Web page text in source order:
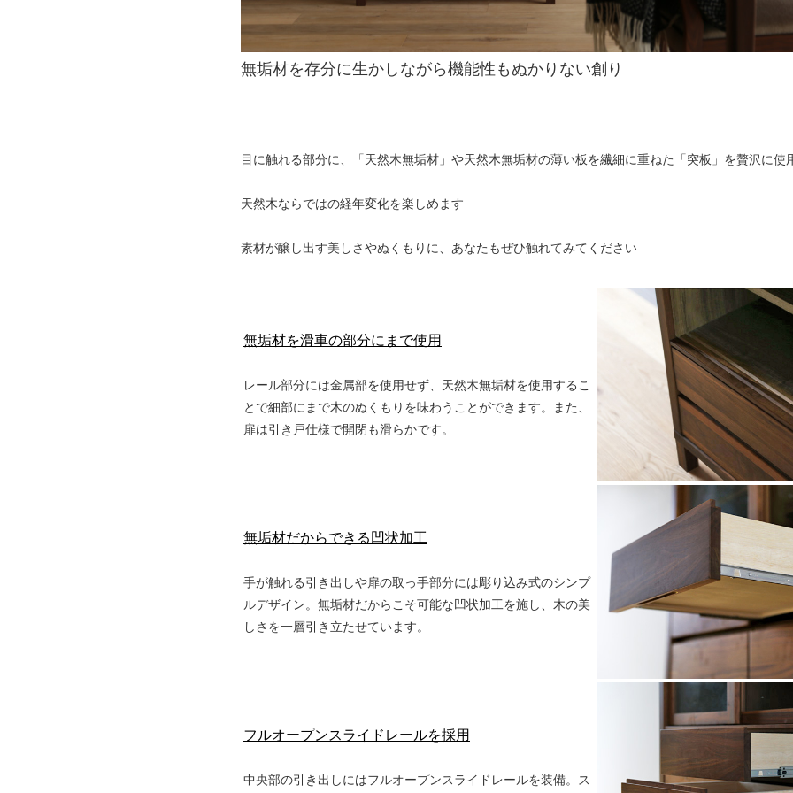
無垢材を存分に生かしながら機能性もぬかりない創り
目に触れる部分に、「天然木無垢材」や天然木無垢材の薄い板を繊細に重ねた「突板」を贅沢に使
天然木ならではの経年変化を楽しめます
素材が醸し出す美しさやぬくもりに、あなたもぜひ触れてみてください
無垢材を滑車の部分にまで使用
レール部分には金属部を使用せず、天然木無垢材を使用するこ
とで細部にまで木のぬくもりを味わうことができます。また、
扉は引き戸仕様で開閉も滑らかです。
無垢材だからできる凹状加工
手が触れる引き出しや扉の取っ手部分には彫り込み式のシンプ
ルデザイン。無垢材だからこそ可能な凹状加工を施し、木の美
しさを一層引き立たせています。
フルオープンスライドレールを採用
中央部の引き出しにはフルオープンスライドレールを装備。ス